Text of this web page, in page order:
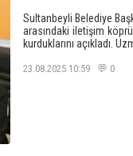
Sultanbeyli Belediye
arasındaki iletişim
kurduklarını açıkladı.
23.08.2025 10:59 💬 0